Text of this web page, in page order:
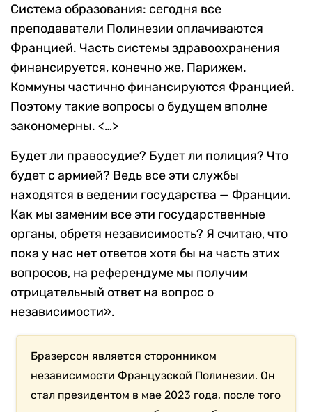
Система образования: сегодня все
преподаватели Полинезии оплачиваются
Францией. Часть системы здравоохранения
финансируется, конечно же, Парижем.
Коммуны частично финансируются Францией.
Поэтому такие вопросы о будущем вполне
закономерны. <…>
Будет ли правосудие? Будет ли полиция? Что
будет с армией? Ведь все эти службы
находятся в ведении государства — Франции.
Как мы заменим все эти государственные
органы, обретя независимость? Я считаю, что
пока у нас нет ответов хотя бы на часть этих
вопросов, на референдуме мы получим
отрицательный ответ на вопрос о
независимости».
Бразерсон является сторонником
независимости Французской Полинезии. Он
стал президентом в мае 2023 года, после того